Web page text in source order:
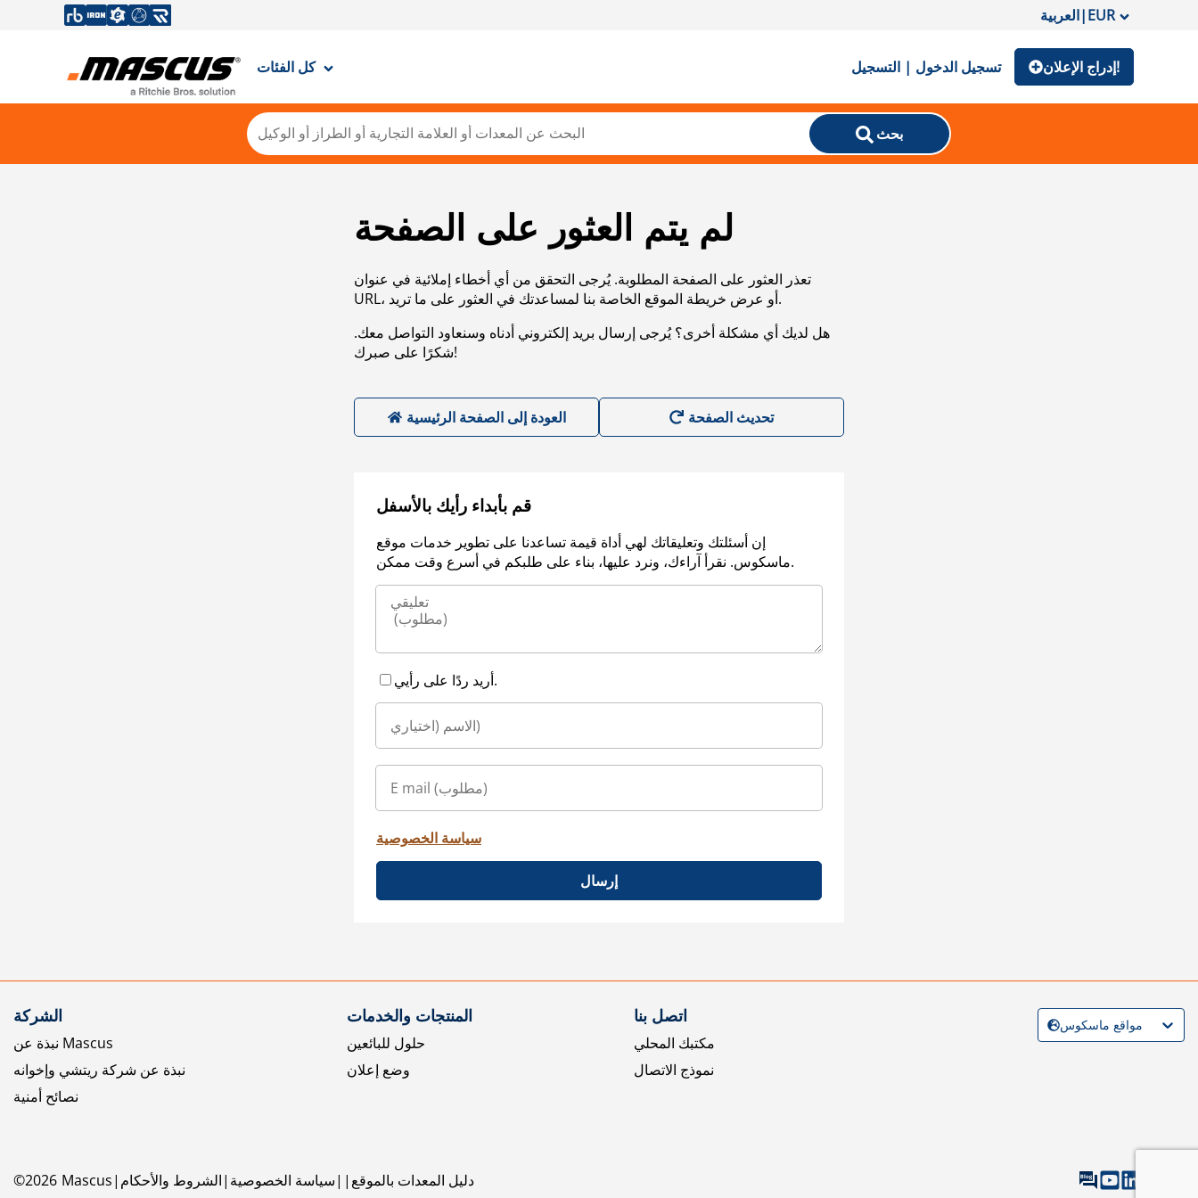
العربية|EUR
كل الفئات تسجيل الدخول | التسجيل إدراج الإعلان!
بحث
لم يتم العثور على الصفحة
تعذر العثور على الصفحة المطلوبة. يُرجى التحقق من أي أخطاء إملائية في عنوان
URL، أو عرض خريطة الموقع الخاصة بنا لمساعدتك في العثور على ما تريد.
هل لديك أي مشكلة أخرى؟ يُرجى إرسال بريد إلكتروني أدناه وسنعاود التواصل معك.
شكرًا على صبرك!
العودة إلى الصفحة الرئيسية
قم بأبداء رأيك بالأسفل
إن أسئلتك وتعليقاتك لهي أداة قيمة تساعدنا على تطوير خدمات موقع
ماسكوس. نقرأ آراءك، ونرد عليها، بناء على طلبكم في أسرع وقت ممكن.
أريد ردًا على رأيي.
سياسة الخصوصية
إرسال
الشركة
نبذة عن Mascus
نبذة عن شركة ريتشي وإخوانه
نصائح أمنية
المنتجات والخدمات
حلول للبائعين
وضع إعلان
اتصل بنا
مكتبك المحلي
نموذج الاتصال
©2026 Mascus الشروط والأحكام سياسة الخصوصية دليل المعدات بالموقع
مواقع ماسكوس